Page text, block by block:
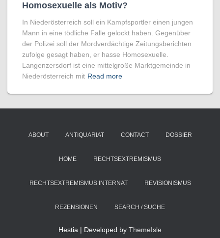
Homo­sexuelle als Motiv?
In Niederösterreich soll ein Kampfsportler einen jungen
Mann in eine tödliche Falle gelockt haben. Gegenüber
der Polizei soll der Mordverdächtige Zeitungsberichten
zufolge gesagt haben, er hasse Homosexuelle.
Langenzersdorf ist eine mittelgroße Marktgemeinde in
Niederösterreich mit Read more
ABOUT ANTIQUARIAT CONTACT DOSSIER
HOME RECHTSEXTREMISMUS
RECHTSEXTREMISMUS INTERNAT REVISIONISMUS
REZENSIONEN SEARCH / SUCHE
Hestia | Developed by ThemeIsle